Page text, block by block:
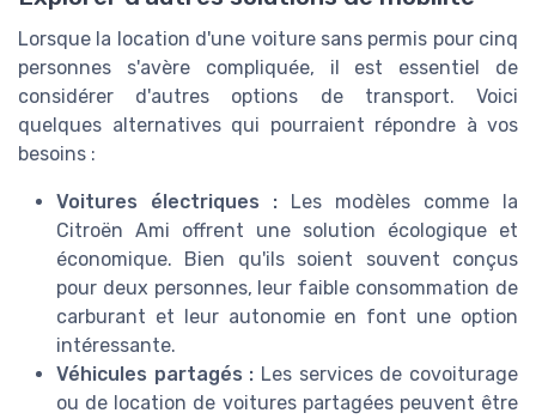
Lorsque la location d'une voiture sans permis pour cinq
personnes s'avère compliquée, il est essentiel de
considérer d'autres options de transport. Voici
quelques alternatives qui pourraient répondre à vos
besoins :
Voitures électriques : Les modèles comme la
Citroën Ami offrent une solution écologique et
économique. Bien qu'ils soient souvent conçus
pour deux personnes, leur faible consommation de
carburant et leur autonomie en font une option
intéressante.
Véhicules partagés : Les services de covoiturage
ou de location de voitures partagées peuvent être